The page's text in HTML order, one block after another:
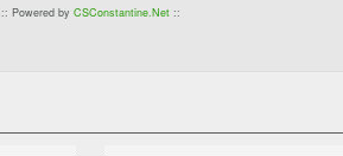
:: Powered by CSConstantine.Net::